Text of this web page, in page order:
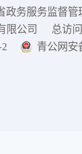
政务服务监督管
限公司
总访
青公网安